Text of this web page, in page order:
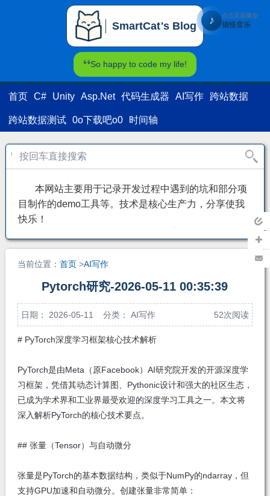
返回
主页
加关
SmartCat's Blog
SmartCat's Blog
So happy to code my life!
首页 C# Unity Asp.Net 代码生成器 AI写作 跨站数据
跨站数据测试 0o下载吧o0 时间轴
本网站主要用于记录开发过程中遇到的坑和部分项
目制作的demo工具等。技术是核心生产力，分享使我
快乐！
当前位置： 首页>AI写作
Pytorch研究-2026-05-11 00:35:39
日期： 2026-05-11 分类： AI写作 52次阅读
# PyTorch深度学习框架核心技术解析
PyTorch是由Meta（原Facebook）AI研究院开发的开源深度学
习框架，凭借其动态计算图、Pythonic设计和强大的社区生态，
已成为学术界和工业界最受欢迎的深度学习工具之一。本文将
深入解析PyTorch的核心技术要点。
## 张量（Tensor）与自动微分
张量是PyTorch的基本数据结构，类似于NumPy的ndarray，但
支持GPU加速和自动微分。创建张量非常简单：
♪ 点击页面播放
搞怪音乐